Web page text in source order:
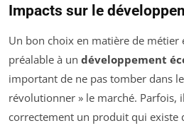
Impacts sur le
Un bon choix en matière de métier
préalable à un développement
important de ne pas tomber dans
révolutionner » le marché. Parfois,
correctement un produit qui existe